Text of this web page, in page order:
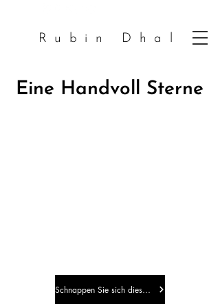
Rubin Dhal
Eine Handvoll Sterne
Schnappen Sie sich dieses E-Book!